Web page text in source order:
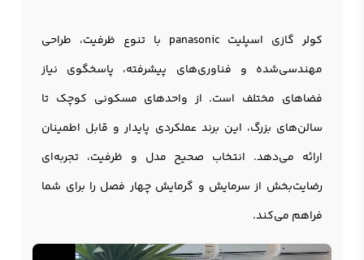
کولر گازی اسپلیت panasonic با تنوع ظرفیت، طراحی
مهندسی‌شده و فناوری‌های پیشرفته، پاسخگوی نیاز
فضاهای مختلف است. از واحدهای مسکونی کوچک تا
سالن‌های بزرگ، این برند عملکردی پایدار و قابل اطمینان
ارائه می‌دهد. انتخاب صحیح مدل و ظرفیت، تجربه‌ای
رضایت‌بخش از سرمایش و گرمایش چهار فصل را برای شما
فراهم می‌کند.